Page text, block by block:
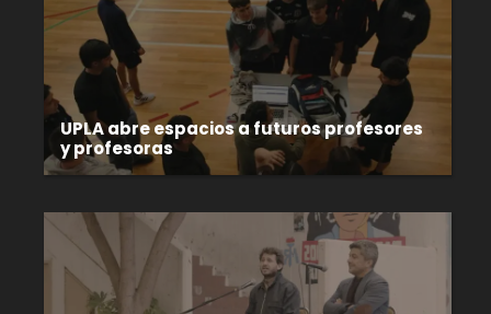
UPLA abre espacios a futuros profesores
y profesoras